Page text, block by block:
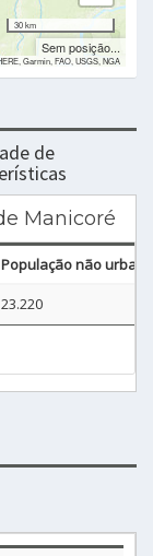
30 km
Sem posição...
Garmin, FAO, USGS, NGA
de
Manicoré
População não urbana
23.220